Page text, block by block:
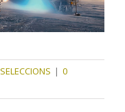
SELECCIONS | 0